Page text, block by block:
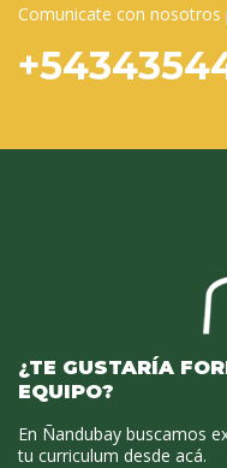
Comunicate con nosotros
¿TE GUSTARÍA
EQUIPO?
En Ñandubay buscamos
tu curriculum desde acá.